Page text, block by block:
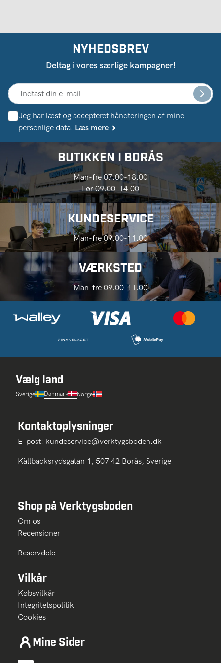
NYHEDSBREV
Deltag i vores særlige kampagner!
Jeg har læst og accepteret håndteringen af ​​mine
personlige data. Læs mere
BUTIKKEN I BORÅS
Man-fre 07.00-18.00
Lør 09.00-14.00
KUNDESERVICE
Man-fre 09.00-11.00
VÆRKSTED
Man-fre 09.00-11.00
Vælg land
Sverige Danmark Norge
Kontaktoplysninger
E-post: kundeservice@verktygsboden.dk
Källbäcksrydsgatan 1, 507 42 Borås, Sverige
Shop på Verktygsboden
Om os
Recensioner
Reservdele
Vilkår
Købsvilkår
Integritetspolitik
Cookies
Mine Sider